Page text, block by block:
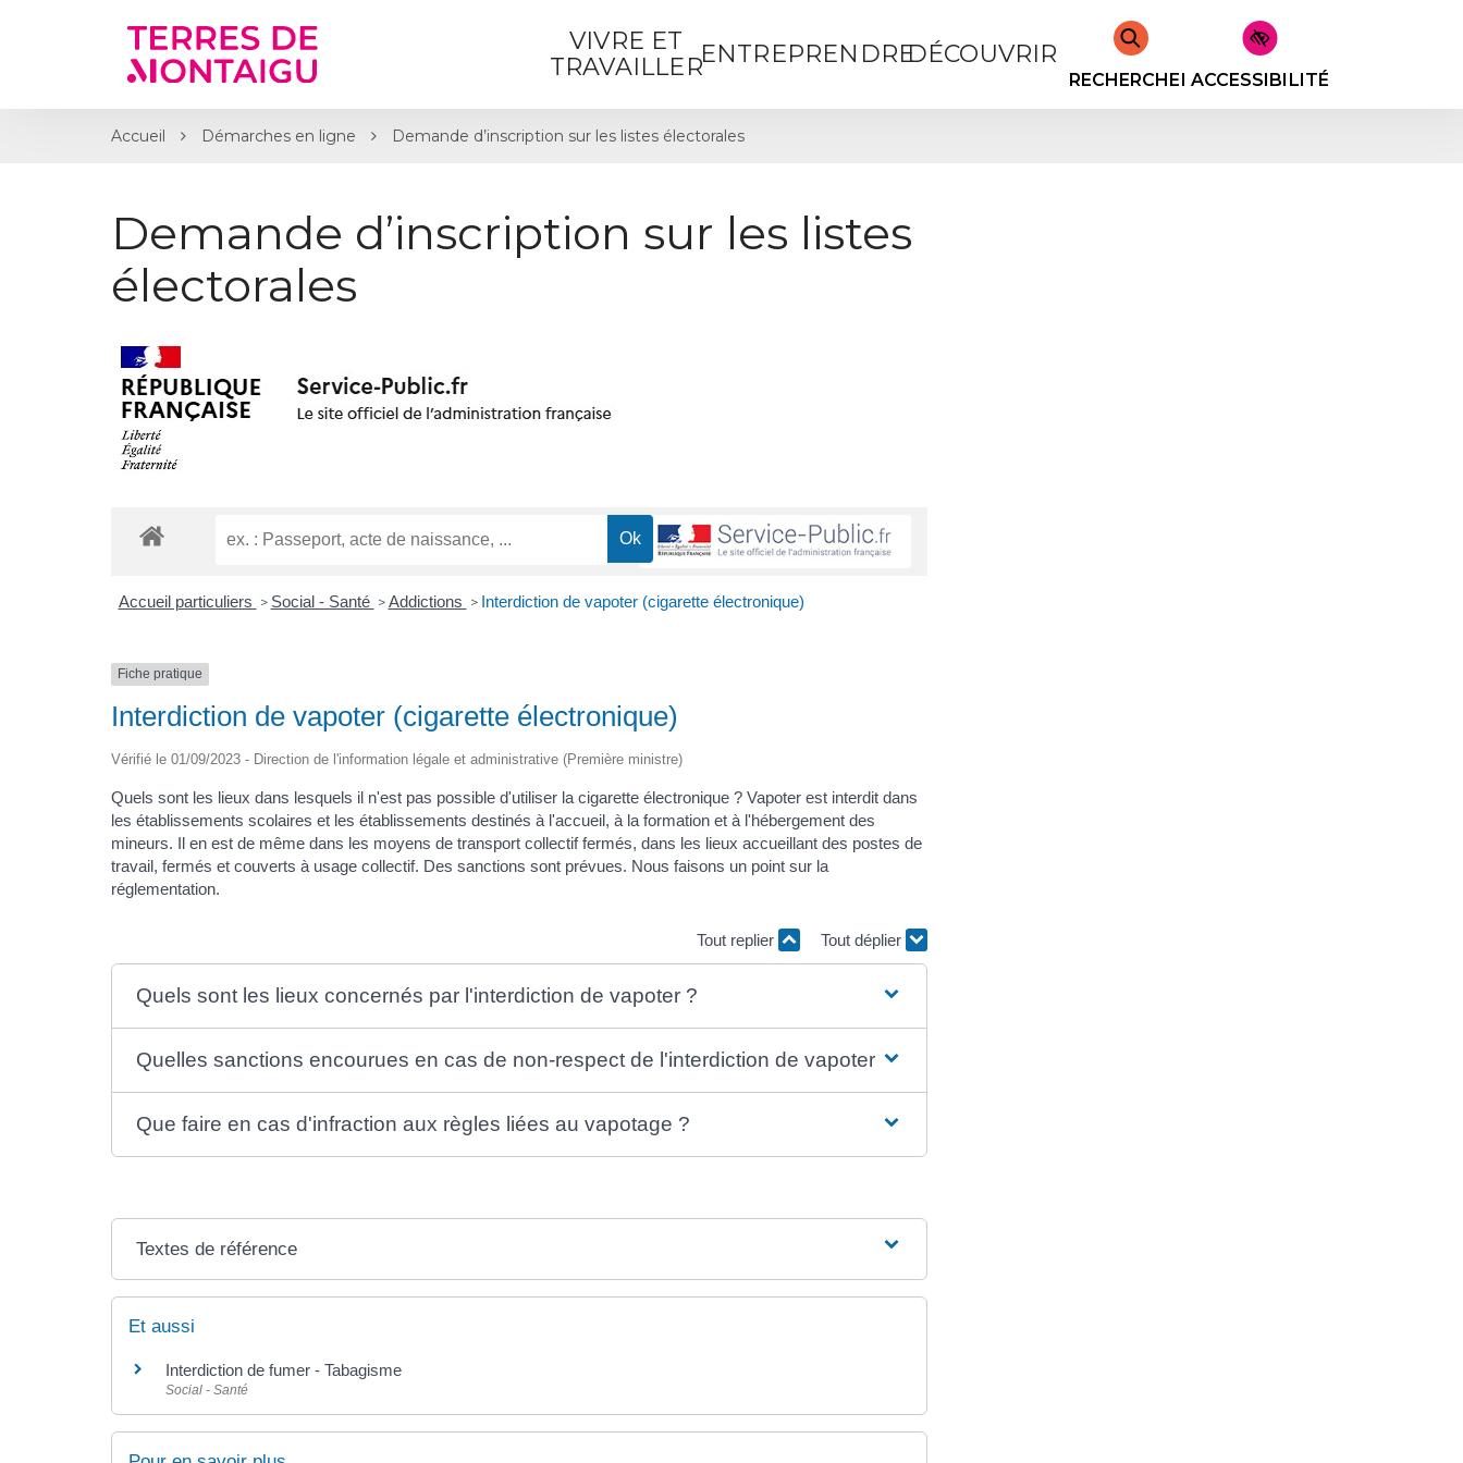
VIVRE ET
TRAVAILLERENTREPRENDREDÉCOUVRIR
RECHERCHERACCESSIBILITÉ
Accueil Démarches en ligne Demande d’inscription sur les listes électorales
Demande d’inscription sur les listes
électorales
Accueil particuliers > Social - Santé > Addictions > Interdiction de vapoter (cigarette électronique)
Fiche pratique
Interdiction de vapoter (cigarette électronique)
Vérifié le 01/09/2023 - Direction de l'information légale et administrative (Première ministre)
Quels sont les lieux dans lesquels il n'est pas possible d'utiliser la cigarette électronique ? Vapoter est interdit dans
les établissements scolaires et les établissements destinés à l'accueil, à la formation et à l'hébergement des
mineurs. Il en est de même dans les moyens de transport collectif fermés, dans les lieux accueillant des postes de
travail, fermés et couverts à usage collectif. Des sanctions sont prévues. Nous faisons un point sur la
réglementation.
Tout replier Tout déplier
Quels sont les lieux concernés par l'interdiction de vapoter ?
Quelles sanctions encourues en cas de non-respect de l'interdiction de vapoter ?
Que faire en cas d'infraction aux règles liées au vapotage ?
Textes de référence
Et aussi
Interdiction de fumer - Tabagisme
Social - Santé